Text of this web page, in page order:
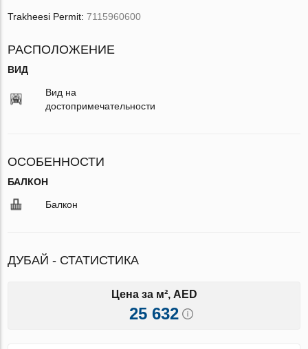
Trakheesi Permit:7115960600
РАСПОЛОЖЕНИЕ
ВИД
Вид на
достопримечательности
ОСОБЕННОСТИ
БАЛКОН
Балкон
ДУБАЙ - СТАТИСТИКА
Цена за м², AED
25 632